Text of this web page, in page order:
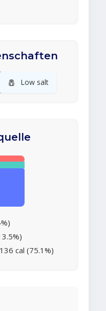
🧂 Low salt
136 cal (75.1%)